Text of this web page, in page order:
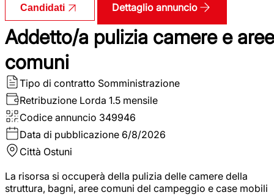
Candidati Dettaglio annuncio
Addetto/a pulizia camere e aree
comuni
Tipo di contratto Somministrazione
Retribuzione Lorda 1.5 mensile
Codice annuncio 349946
Data di pubblicazione 6/8/2026
Città Ostuni
La risorsa si occuperà della pulizia delle camere della
struttura, bagni, aree comuni del campeggio e case mobili